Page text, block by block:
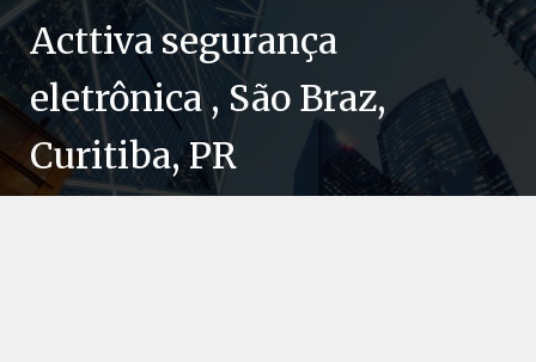
Acttiva segurança
eletrônica , São Braz,
Curitiba, PR